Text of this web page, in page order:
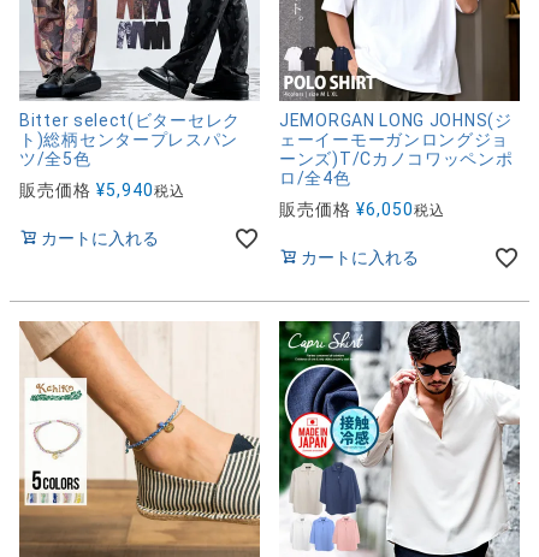
Bitter select(ビターセレク
ト)総柄センタープレスパン
ツ/全5色
販売価格 ¥5,940税込
カートに入れる
JEMORGAN LONG JOHNS(ジ
ェーイーモーガンロングジョ
ーンズ)T/Cカノコワッペンポ
ロ/全4色
販売価格 ¥6,050税込
カートに入れる